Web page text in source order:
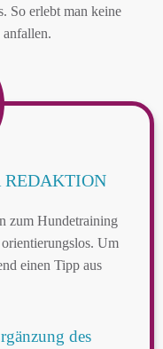
So erlebt man keine
REDAKTION
zum Hundetraining
Um
einen Tipp aus
des